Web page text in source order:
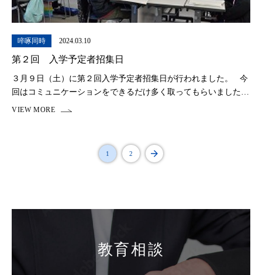
啐啄同時 2024.03.10
第２回 入学予定者招集日
３月９日（土）に第２回入学予定者招集日が行われました。 今
回はコミュニケーションをできるだけ多く取ってもらいました。
アイスブレイクでは入学予定者全員で進化ゲームを行いました。
1 2
教育相談